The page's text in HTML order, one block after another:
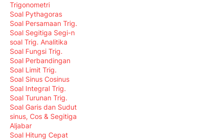
Trigonometri
Soal Pythagoras
Soal Persamaan Trig.
Soal Segitiga Segi-n
soal Trig. Analitika
Soal Fungsi Trig.
Soal Perbandingan
Soal Limit Trig.
Soal Sinus Cosinus
Soal Integral Trig.
Soal Turunan Trig.
Soal Garis dan Sudut
sinus, Cos & Segitiga
Aljabar
Soal Hitung Cepat